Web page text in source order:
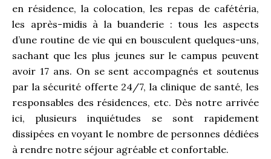
en résidence, la colocation, les repas de cafétéria,
les après-midis à la buanderie : tous les aspects
d’une routine de vie qui en bousculent quelques-uns,
sachant que les plus jeunes sur le campus peuvent
avoir 17 ans. On se sent accompagnés et soutenus
par la sécurité offerte 24/7, la clinique de santé, les
responsables des résidences, etc. Dès notre arrivée
ici, plusieurs inquiétudes se sont rapidement
dissipées en voyant le nombre de personnes dédiées
à rendre notre séjour agréable et confortable.